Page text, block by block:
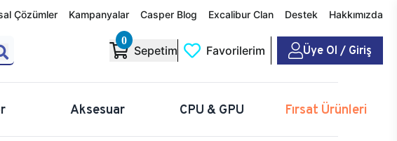
Çözümler Kampanyalar Casper Blog Excalibur Clan Destek Hakkımızda
0
Sepetim Favorilerim Üye Ol / Giriş
Aksesuar CPU & GPU Fırsat Ürünleri